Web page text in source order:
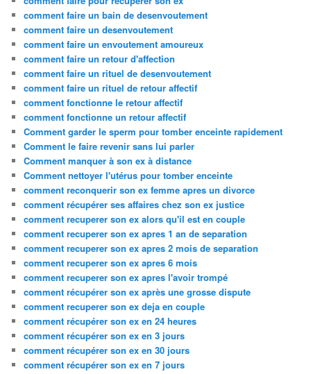
comment faire un bain de desenvoutement
comment faire un desenvoutement
comment faire un envoutement amoureux
comment faire un retour d'affection
comment faire un rituel de desenvoutement
comment faire un rituel de retour affectif
comment fonctionne le retour affectif
comment fonctionne un retour affectif
Comment garder le sperm pour tomber enceinte rapidement
Comment le faire revenir sans lui parler
Comment manquer à son ex à distance
Comment nettoyer l'utérus pour tomber enceinte
comment reconquerir son ex femme apres un divorce
comment récupérer ses affaires chez son ex justice
comment recuperer son ex alors qu'il est en couple
comment recuperer son ex apres 1 an de separation
comment recuperer son ex apres 2 mois de separation
comment recuperer son ex apres 6 mois
comment recuperer son ex apres l'avoir trompé
comment récupérer son ex après une grosse dispute
comment recuperer son ex deja en couple
comment récupérer son ex en 24 heures
comment récupérer son ex en 3 jours
comment récupérer son ex en 30 jours
comment récupérer son ex en 7 jours